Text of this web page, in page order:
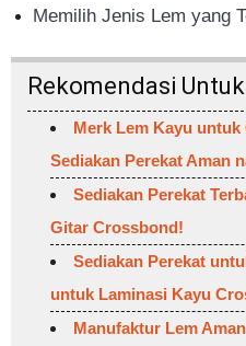
Memilih Jenis Lem yang
Rekomendasi
Merk Lem Kayu
Sediakan Perekat Aman
Sediakan Perekat
Gitar Crossbond!
Sediakan Perekat
untuk Laminasi Kayu
Manufaktur Lem